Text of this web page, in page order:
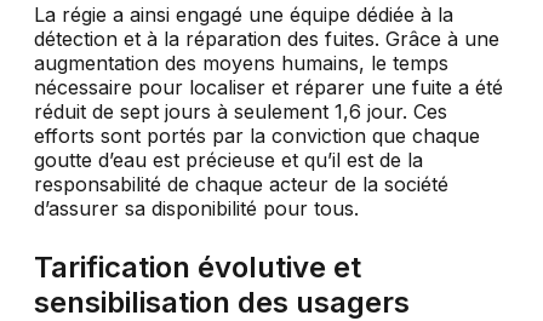
La régie a ainsi engagé une équipe dédiée à la
détection et à la réparation des fuites. Grâce à une
augmentation des moyens humains, le temps
nécessaire pour localiser et réparer une fuite a été
réduit de sept jours à seulement 1,6 jour. Ces
efforts sont portés par la conviction que chaque
goutte d’eau est précieuse et qu’il est de la
responsabilité de chaque acteur de la société
d’assurer sa disponibilité pour tous.
Tarification évolutive et
sensibilisation des usagers